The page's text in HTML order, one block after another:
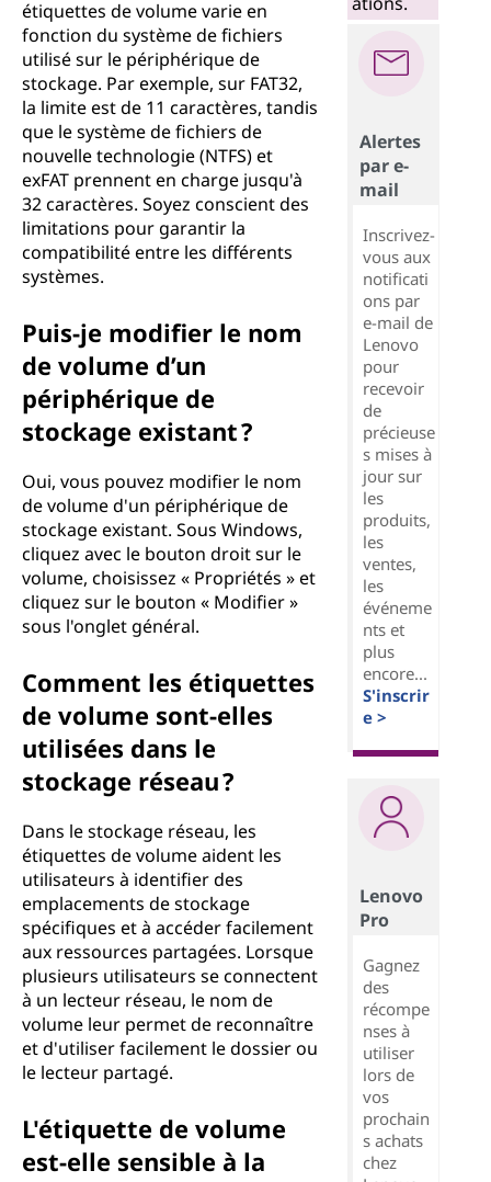
étiquettes de volume varie en
fonction du système de fichiers
utilisé sur le périphérique de
stockage. Par exemple, sur FAT32,
la limite est de 11 caractères, tandis
que le système de fichiers de
nouvelle technologie (NTFS) et
exFAT prennent en charge jusqu'à
32 caractères. Soyez conscient des
limitations pour garantir la
compatibilité entre les différents
systèmes.
Puis-je modifier le nom
de volume d’un
périphérique de
stockage existant ?
Oui, vous pouvez modifier le nom
de volume d'un périphérique de
stockage existant. Sous Windows,
cliquez avec le bouton droit sur le
volume, choisissez « Propriétés » et
cliquez sur le bouton « Modifier »
sous l'onglet général.
Comment les étiquettes
de volume sont-elles
utilisées dans le
stockage réseau ?
Dans le stockage réseau, les
étiquettes de volume aident les
utilisateurs à identifier des
emplacements de stockage
spécifiques et à accéder facilement
aux ressources partagées. Lorsque
plusieurs utilisateurs se connectent
à un lecteur réseau, le nom de
volume leur permet de reconnaître
et d'utiliser facilement le dossier ou
le lecteur partagé.
L'étiquette de volume
est-elle sensible à la
Alertes
par e-
mail
Inscrivez-
vous aux
notificati
ons par
e-mail de
Lenovo
pour
recevoir
de
précieuse
s mises à
jour sur
les
produits,
les
ventes,
les
événeme
nts et
plus
encore...
S'inscrir
e >
Lenovo
Pro
Gagnez
des
récompe
nses à
utiliser
lors de
vos
prochain
s achats
chez